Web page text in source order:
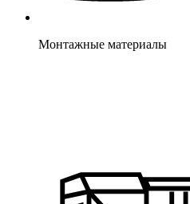
Монтажные материалы